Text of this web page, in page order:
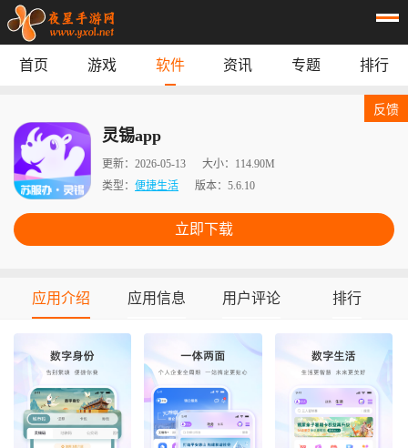
专题
首页 游戏 软件 资讯 专题 排行
灵锡app
更新： 2026-05-13 大小： 114.90M
类型： 便捷生活 版本： 5.6.10
立即下载
反馈
应用介绍 应用信息 用户评论 排行